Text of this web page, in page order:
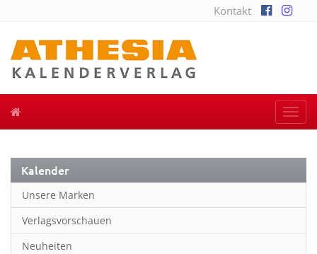
Kontakt
Kalender
Unsere Marken
Verlagsvorschauen
Neuheiten